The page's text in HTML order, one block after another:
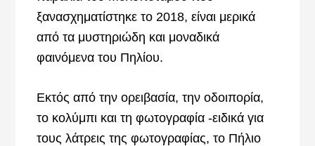
ξανασχηματίστηκε το 2018, είναι μερικά
από τα μυστηριώδη και μοναδικά
φαινόμενα του Πηλίου.
Εκτός από την ορειβασία, την οδοιπορία,
το κολύμπι και τη φωτογραφία -ειδικά για
τους λάτρεις της φωτογραφίας, το Πήλιο